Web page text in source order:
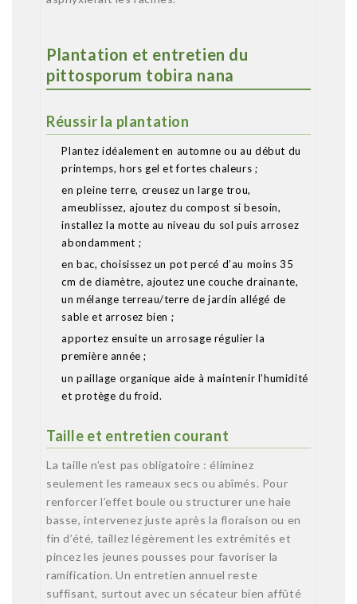
Plantation et entretien du
pittosporum tobira nana
Réussir la plantation
Plantez idéalement en automne ou au début du
printemps, hors gel et fortes chaleurs ;
en pleine terre, creusez un large trou,
ameublissez, ajoutez du compost si besoin,
installez la motte au niveau du sol puis arrosez
abondamment ;
en bac, choisissez un pot percé d’au moins 35
cm de diamètre, ajoutez une couche drainante,
un mélange terreau/terre de jardin allégé de
sable et arrosez bien ;
apportez ensuite un arrosage régulier la
première année ;
un paillage organique aide à maintenir l’humidité
et protège du froid.
Taille et entretien courant
La taille n’est pas obligatoire : éliminez
seulement les rameaux secs ou abîmés. Pour
renforcer l’effet boule ou structurer une haie
basse, intervenez juste après la floraison ou en
fin d’été, taillez légèrement les extrémités et
pincez les jeunes pousses pour favoriser la
ramification. Un entretien annuel reste
suffisant, surtout avec un sécateur bien affûté